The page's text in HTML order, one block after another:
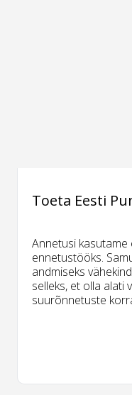
Toeta Eesti
Annetusi
ennetustööks.
andmiseks
selleks, et olla alati
suurõnnetuste